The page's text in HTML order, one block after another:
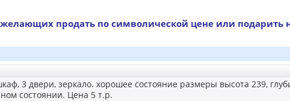
желающих продать по символической цене или
3 двери, зеркало. хорошее состояние размеры высота 239,
состоянии. Цена 5 т.р.